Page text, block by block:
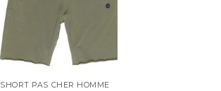
SHORT PAS CHER HOMME